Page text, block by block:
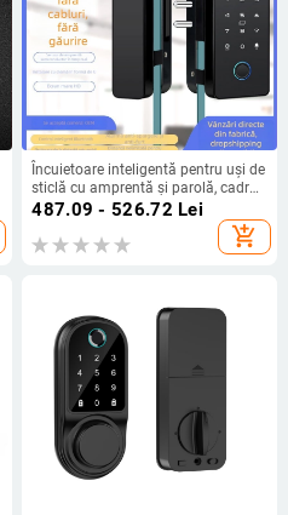
Încuietoare inteligentă pentru uși de
sticlă cu amprentă și parolă, cadru,
pentru uși simple sau duble
487.09 - 526.72 Lei
add_shopping_cart